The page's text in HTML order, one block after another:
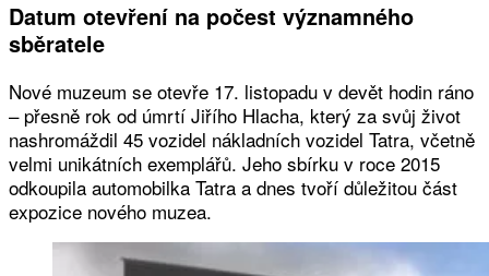
Datum otevření na počest významného
sběratele
Nové muzeum se otevře 17. listopadu v devět hodin ráno
– přesně rok od úmrtí Jiřího Hlacha, který za svůj život
nashromáždil 45 vozidel nákladních vozidel Tatra, včetně
velmi unikátních exemplářů. Jeho sbírku v roce 2015
odkoupila automobilka Tatra a dnes tvoří důležitou část
expozice nového muzea.